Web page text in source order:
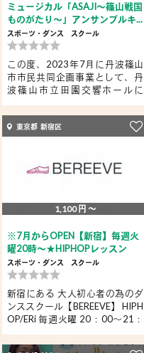
ミュージカル「ASAJI〜篠山戦国
ものがたり〜」アンサンブルキ...
スポーツ・ダンス スクール
この度、2023年7月に丹波篠山
市市民共同企画事業として、​丹
波篠山市立田園交響ホールに
東京都 新宿区
1,100 円 〜
※7月からOPEN【新宿】毎週火
曜20時～★HIPHOPレッスン
スポーツ・ダンス スクール
新宿にある 大人初心者の為のダ
ンススクール【BEREEVE】 HIPH
OP/ERi 毎週火曜 20：00～21：